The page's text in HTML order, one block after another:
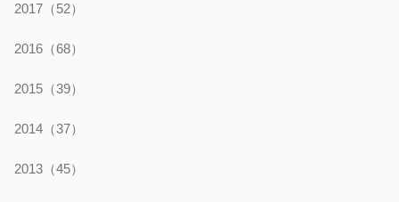
2017 （52）
2016 （68）
2015 （39）
2014 （37）
2013 （45）